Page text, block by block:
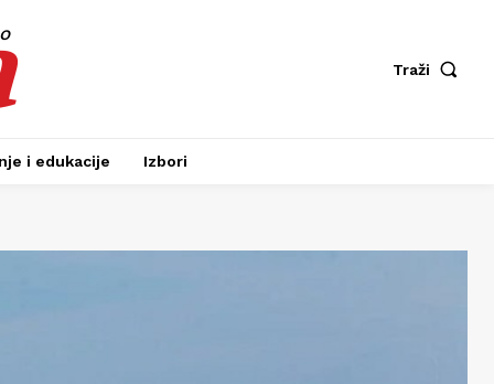
Traži
i edukacije Izbori